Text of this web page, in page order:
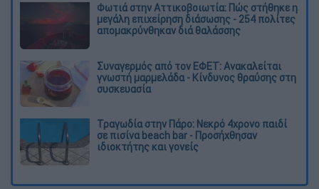
Φωτιά στην Αττικοβοιωτία: Πώς στήθηκε η
μεγάλη επιχείρηση διάσωσης - 254 πολίτες
απομακρύνθηκαν διά θαλάσσης
Συναγερμός από τον ΕΦΕΤ: Ανακαλείται
γνωστή μαρμελάδα - Κίνδυνος θραύσης στη
συσκευασία
Τραγωδία στην Πάρο: Νεκρό 4χρονο παιδί
σε πισίνα beach bar - Προσήχθησαν
ιδιοκτήτης και γονείς